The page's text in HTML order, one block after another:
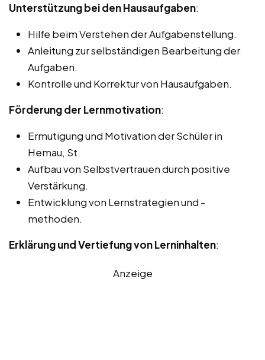
Unterstützung bei den Hausaufgaben:
Hilfe beim Verstehen der Aufgabenstellung.
Anleitung zur selbständigen Bearbeitung der
Aufgaben.
Kontrolle und Korrektur von Hausaufgaben.
Förderung der Lernmotivation:
Ermutigung und Motivation der Schüler in
Hemau, St.
Aufbau von Selbstvertrauen durch positive
Verstärkung.
Entwicklung von Lernstrategien und -
methoden.
Erklärung und Vertiefung von Lerninhalten:
Anzeige